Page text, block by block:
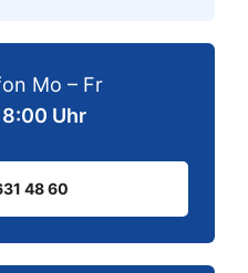
Mo – Fr
Uhr
48 60